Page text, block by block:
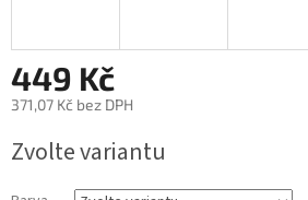
449 Kč
371,07 Kč bez DPH
cena:
Zvolte variantu